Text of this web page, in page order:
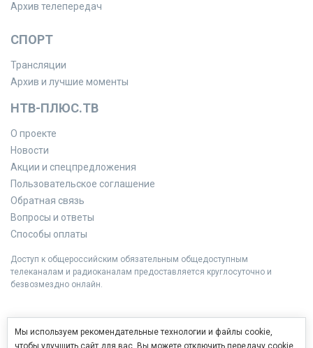
Архив телепередач
СПОРТ
Трансляции
Архив и лучшие моменты
НТВ-ПЛЮС.ТВ
О проекте
Новости
Акции и спецпредложения
Пользовательское соглашение
Обратная связь
Вопросы и ответы
Способы оплаты
Доступ к общероссийским обязательным общедоступным
телеканалам и радиоканалам предоставляется круглосуточно и
безвозмездно онлайн.
Мы используем рекомендательные технологии и файлы cookie,
чтобы улучшить сайт для вас. Вы можете отключить передачу cookie